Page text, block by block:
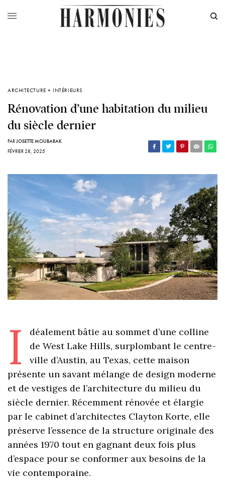
ARCHITECTURE + INTÉRIEURS
Rénovation d’une habitation du milieu
du siècle dernier
PARJOSETTE MOUBARAK
FÉVRIER 28, 2025
I
déalement bâtie au sommet d’une colline
de West Lake Hills, surplombant le centre-
ville d’Austin, au Texas, cette maison
présente un savant mélange de design moderne
et de vestiges de l’architecture du milieu du
siècle dernier. Récemment rénovée et élargie
par le cabinet d’architectes Clayton Korte, elle
préserve l’essence de la structure originale des
années 1970 tout en gagnant deux fois plus
d’espace pour se conformer aux besoins de la
vie contemporaine.